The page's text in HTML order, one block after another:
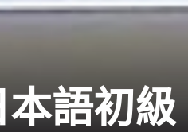
本語初